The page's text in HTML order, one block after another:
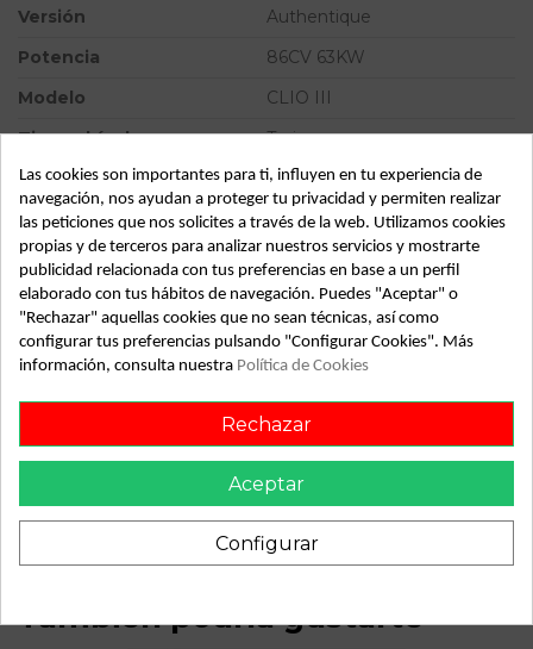
Versión
Authentique
Potencia
86CV 63KW
Modelo
CLIO III
Tipo vehículo
Turismo
Almacén
49349
SubAlmacén
367
SubSubAlmacén
100029345
ID: 813201
Fecha disponible: 2022-05-17
Recambio de piloto trasero derecho para renault clio iii
authentique referencia OEM IAM
También podría gustarte
Las cookies son importantes para ti, influyen en tu experiencia de
navegación, nos ayudan a proteger tu privacidad y permiten realizar
las peticiones que nos solicites a través de la web. Utilizamos cookies
propias y de terceros para analizar nuestros servicios y mostrarte
publicidad relacionada con tus preferencias en base a un perfil
elaborado con tus hábitos de navegación. Puedes "Aceptar" o
"Rechazar" aquellas cookies que no sean técnicas, así como
configurar tus preferencias pulsando "Configurar Cookies". Más
información, consulta nuestra Política de Cookies
Rechazar
Aceptar
Configurar